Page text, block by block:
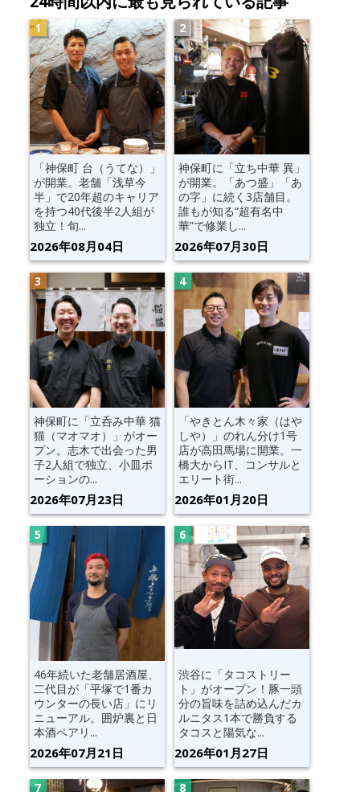
「神保町 台（うてな）」
が開業。老舗「浅草今
半」で20年超のキャリア
を持つ40代後半2人組が
独立！旬...
2026年08月04日
神保町に「立ち中華 異」
が開業。「あつ盛」「あ
の字」に続く3店舗目。
誰もが知る“超有名中
華”で修業し...
2026年07月30日
神保町に「立呑み中華 猫
猫（マオマオ）」がオー
プン。志木で出会った男
子2人組で独立、小皿ポ
ーションの...
2026年07月23日
「やきとん木々家（はや
しや）」のれん分け1号
店が高田馬場に開業。一
橋大からIT、コンサルと
エリート街...
2026年01月20日
46年続いた老舗居酒屋、
二代目が「平塚で1番カ
ウンターの長い店」にリ
ニューアル。囲炉裏と日
本酒ペアリ...
2026年07月21日
渋谷に「タコストリー
ト」がオープン！豚一頭
分の旨味を詰め込んだカ
ルニタス1本で勝負する
タコスと陽気な...
2026年01月27日